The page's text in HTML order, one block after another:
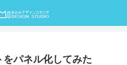
をパネル化してみた